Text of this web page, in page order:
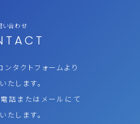
い合わせ
タクトフォームより
たします。
話またはメールにて
たします。